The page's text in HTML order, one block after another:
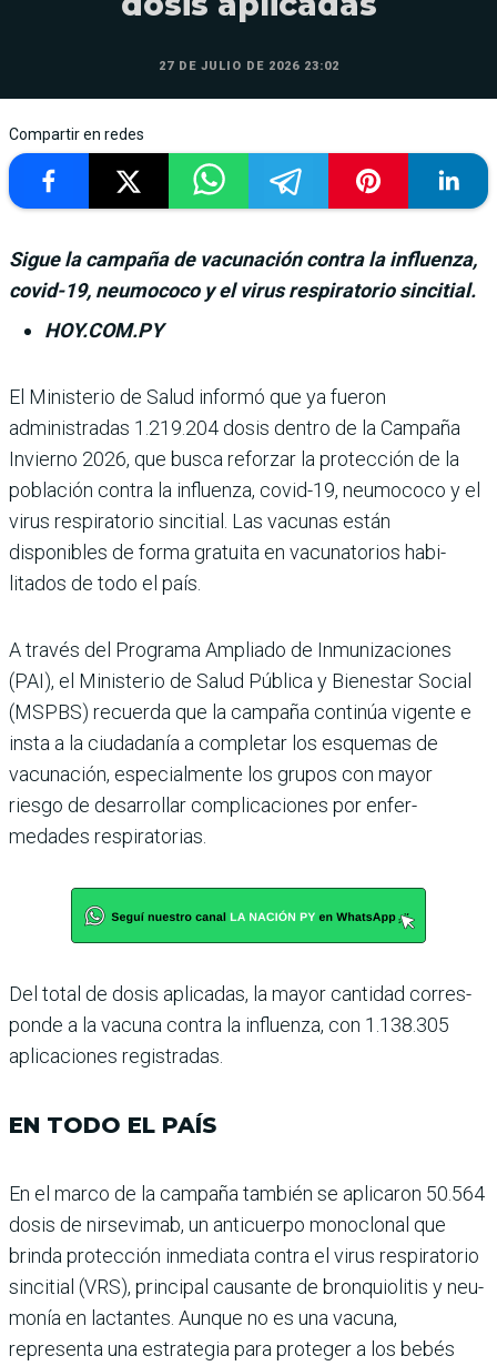
27 DE JULIO DE 2026 23:02
Compartir en redes
Sigue la campaña de vacunación contra la influenza,
covid-19, neumococo y el virus respiratorio sincitial.
HOY.COM.PY
El Ministerio de Salud informó que ya fue­ron
administradas 1.219.204 dosis dentro de la Campaña
Invierno 2026, que busca reforzar la protección de la
población contra la influenza, covid-19, neumococo y el
virus respiratorio sincitial. Las vacu­nas están
disponibles de forma gratuita en vacunatorios habi­
litados de todo el país.
A través del Programa Ampliado de Inmunizacio­nes
(PAI), el Ministerio de Salud Pública y Bienestar Social
(MSPBS) recuerda que la campaña continúa vigente e
insta a la ciudadanía a com­pletar los esquemas de
vacuna­ción, especialmente los grupos con mayor
riesgo de desarro­llar complicaciones por enfer­
medades respiratorias.
Del total de dosis aplicadas, la mayor cantidad corres­
ponde a la vacuna contra la influenza, con 1.138.305
apli­caciones registradas.
EN TODO EL PAÍS
En el marco de la campaña también se aplicaron 50.564
dosis de nirsevimab, un anticuerpo monoclonal que
brinda protección inmediata contra el virus respiratorio
sincitial (VRS), principal cau­sante de bronquiolitis y neu­
monía en lactantes. Aunque no es una vacuna,
representa una estrategia para proteger a los bebés